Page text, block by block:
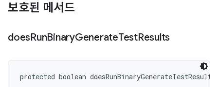
보호된 메서드
doesRunBinaryGenerateTestResults
protected boolean